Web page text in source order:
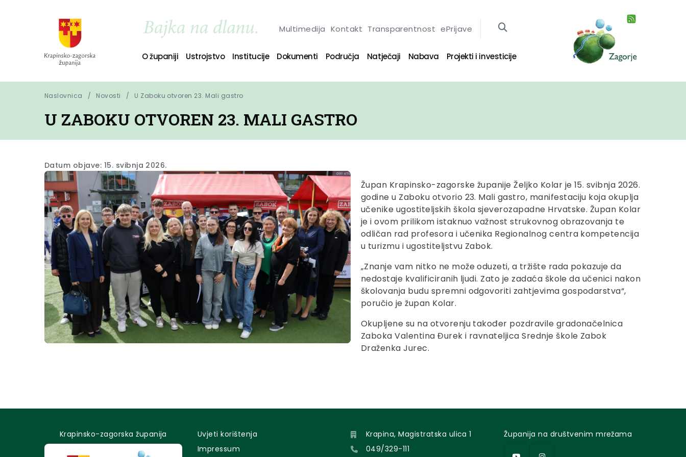
Multimedija Kontakt Transparentnost ePrijave
O županiji Ustrojstvo Institucije Dokumenti Područja Natječaji Nabava Projekti i investicije
Naslovnica Novosti U Zaboku otvoren 23. Mali gastro
U ZABOKU OTVOREN 23. MALI GASTRO
Datum objave: 15. svibnja 2026.
Župan Krapinsko-zagorske županije Željko Kolar je 15. svibnja 2026.
godine u Zaboku otvorio 23. Mali gastro, manifestaciju koja okuplja
učenike ugostiteljskih škola sjeverozapadne Hrvatske. Župan Kolar
je i ovom prilikom istaknuo važnost strukovnog obrazovanja te
odličan rad profesora i učenika Regionalnog centra kompetencija
u turizmu i ugostiteljstvu Zabok.
„Znanje vam nitko ne može oduzeti, a tržište rada pokazuje da
nedostaje kvalificiranih ljudi. Zato je zadaća škole da učenici nakon
školovanja budu spremni odgovoriti zahtjevima gospodarstva“,
poručio je župan Kolar.
Okupljene su na otvorenju također pozdravile gradonačelnica
Zaboka Valentina Đurek i ravnateljica Srednje škole Zabok
Draženka Jurec.
Krapinsko-zagorska županija
Uvjeti korištenja
Impressum
Krapina, Magistratska ulica 1
049/329-111
Županija na društvenim mrežama